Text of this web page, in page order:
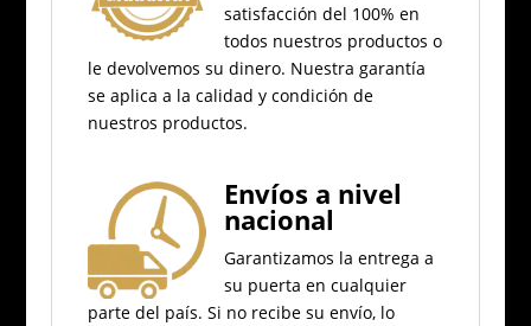
satisfacción del 100% en
todos nuestros productos o
le devolvemos su dinero. Nuestra garantía
se aplica a la calidad y condición de
nuestros productos.
Envíos a nivel
nacional
Garantizamos la entrega a
su puerta en cualquier
parte del país. Si no recibe su envío, lo